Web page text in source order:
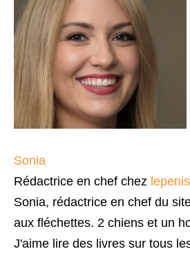
Sonia
Rédactrice en chef chez
Sonia, rédactrice en chef du
aux fléchettes. 2 chiens et un
J'aime lire des livres sur tous